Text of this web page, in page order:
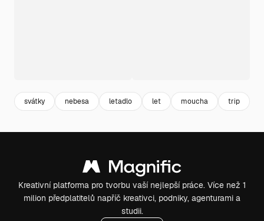
svátky nebesa letadlo let moucha trip
Kreativní platforma pro tvorbu vaší nejlepší práce. Více než 1
milion předplatitelů napříč kreativci, podniky, agenturami a
studii.